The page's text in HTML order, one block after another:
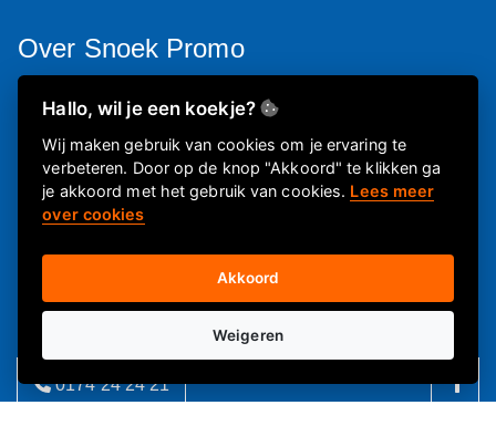
Over Snoek Promo
Kerstpakketten die een grote glimlach op de gezichten tovert.
Daar doen we het voor. Je vindt hier de allerleukste
kerstpakketten.Voor iedere collega, medewerker of klant is
hier een passend eindejaarsgeschenk te vinden.
Over ons
Privacyverklaring
0174 24 24 21
Hallo, wil je een koekje?
Wij maken gebruik van cookies om je ervaring te
verbeteren. Door op de knop "Akkoord" te klikken ga
je akkoord met het gebruik van cookies. Lees meer
over cookies
Akkoord
Weigeren